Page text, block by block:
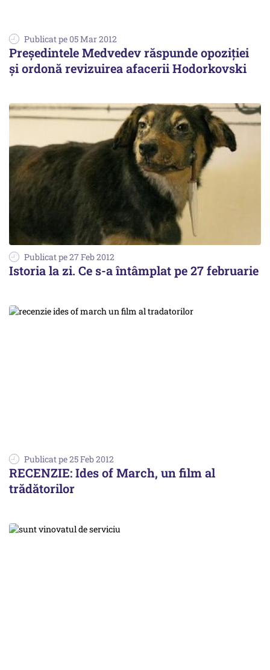
Publicat pe 05 Mar 2012
Președintele Medvedev răspunde opoziției
și ordonă revizuirea afacerii Hodorkovski
Publicat pe 27 Feb 2012
Istoria la zi. Ce s-a întâmplat pe 27 februarie
Publicat pe 25 Feb 2012
RECENZIE: Ides of March, un film al
trădătorilor